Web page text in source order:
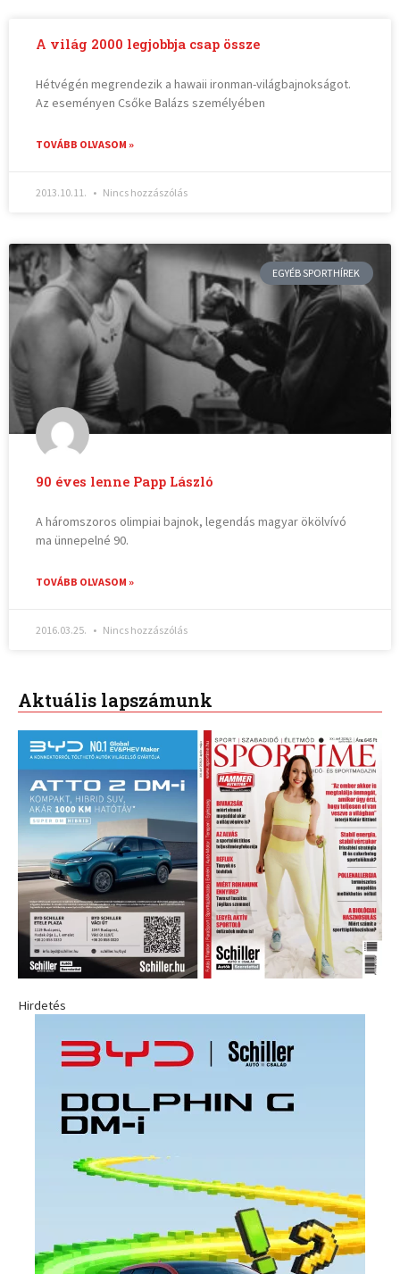
A világ 2000 legjobbja csap össze
Hétvégén megrendezik a hawaii ironman-világbajnokságot.
Az eseményen Csőke Balázs személyében
TOVÁBB OLVASOM »
2013.10.11. Nincs hozzászólás
EGYÉB SPORTHÍREK
90 éves lenne Papp László
A háromszoros olimpiai bajnok, legendás magyar ökölvívó
ma ünnepelné 90.
TOVÁBB OLVASOM »
2016.03.25. Nincs hozzászólás
Aktuális lapszámunk
Hirdetés